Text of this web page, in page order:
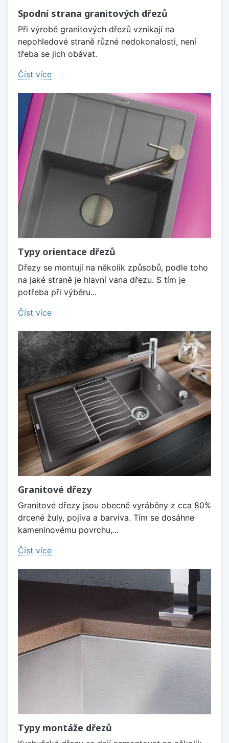
Spodní strana granitových dřezů
Při výrobě granitových dřezů vznikají na
nepohledové straně různé nedokonalosti, není
třeba se jich obávat.
Číst více
Typy orientace dřezů
Dřezy se montují na několik způsobů, podle toho
na jaké straně je hlavní vana dřezu. S tím je
potřeba při výběru...
Číst více
Granitové dřezy
Granitové dřezy jsou obecně vyráběny z cca 80%
drcené žuly, pojiva a barviva. Tím se dosáhne
kameninovému povrchu,...
Číst více
Typy montáže dřezů